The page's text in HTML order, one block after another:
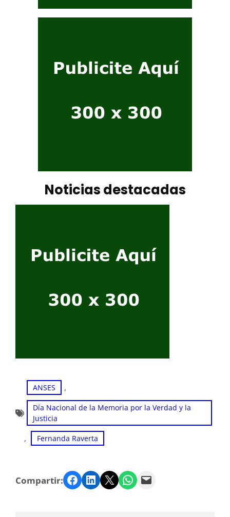
Noticias destacadas
ANSES ,
Día Nacional de la Memoria por la Verdad y la
Justicia
, Fernanda Raverta
Compartir: Facebook LinkedIn Twitter WhatsApp Email